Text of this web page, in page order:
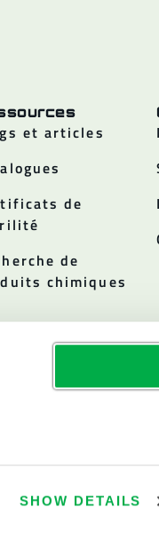
SHOW DETAILS
et articles
de
de
chimiques
AU NASDAQ SOUS LE